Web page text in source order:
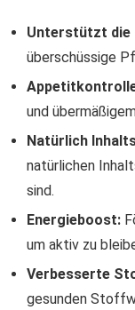
Unterstützt die
überschüssige
und
Natürlich
natürlichen
sind.
Energieboost:
um aktiv zu
Verbesserte
gesunden